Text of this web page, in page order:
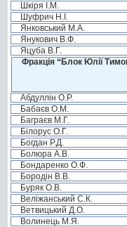
Шкіря І.М.
Шуфрич Н.І.
Янковський М.А.
Янукович В.Ф.
Яцуба В.Г.
Фракція “Блок Юлії
Абдуллін О.Р.
Бабаєв О.М.
Баграєв М.Г.
Білорус О.Г.
Богдан Р.Д.
Болюра А.В.
Бондаренко О.Ф.
Бородін В.В.
Буряк О.В.
Веліжанський С.К.
Ветвицький Д.О.
Волинець М.Я.